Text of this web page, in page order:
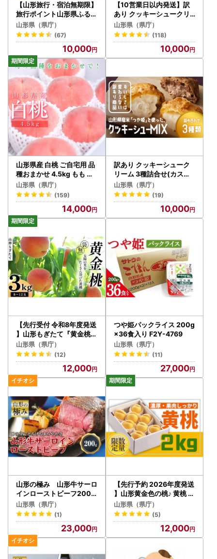
【山形旅行・宿泊無期限】
旅行ポイント山形県ふるな
びトラベルポイント
山形県（県庁）
(67)
10,000
【10営業日以内発送】訳
あり クッキーシュークリ
ーム 26個 高評価 ご家庭用
お菓子 小分け スイーツ F2
Y-5940
山形県（県庁）
(118)
10,000
山形県産 白桃 ご自宅用 品
種おまかせ 4.5kg もも フ
ルーツ 【FSY-2742】
山形県（県庁）
(159)
14,000
訳あり クッキーシューク
リーム 3種詰合せ(カスタ
ード、カカオ、アップル)
20個 ご家庭用 お菓子 洋菓
子 小分け スイーツ F2Y-6
山形県（県庁）
(19)
10,000
【先行受付 令和8年度発送
】山形もぎたて『黄金桃』
(無袋)3kg FSY-2538
山形県（県庁）
(12)
12,000
つや姫パックライス 200g
×36食入り F2Y-4769
山形県（県庁）
(11)
27,000
山形の極み 山形牛サーロ
インローストビーフ200g
F2Y-0072
山形県（県庁）
(1)
23,000
【先行予約 2026年度発送
】山形黄金色の桃♪ 黄桃 秀
品 2kg FSY-2551
山形県（県庁）
(5)
12,000